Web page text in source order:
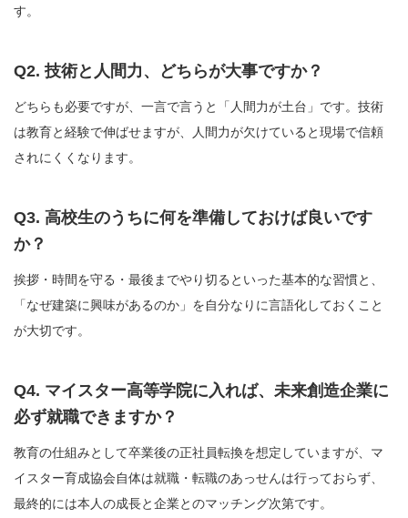
す。
Q2. 技術と人間力、どちらが大事ですか？
どちらも必要ですが、一言で言うと「人間力が土台」です。技術
は教育と経験で伸ばせますが、人間力が欠けていると現場で信頼
されにくくなります。
Q3. 高校生のうちに何を準備しておけば良いです
か？
挨拶・時間を守る・最後までやり切るといった基本的な習慣と、
「なぜ建築に興味があるのか」を自分なりに言語化しておくこと
が大切です。
Q4. マイスター高等学院に入れば、未来創造企業に
必ず就職できますか？
教育の仕組みとして卒業後の正社員転換を想定していますが、マ
イスター育成協会自体は就職・転職のあっせんは行っておらず、
最終的には本人の成長と企業とのマッチング次第です。